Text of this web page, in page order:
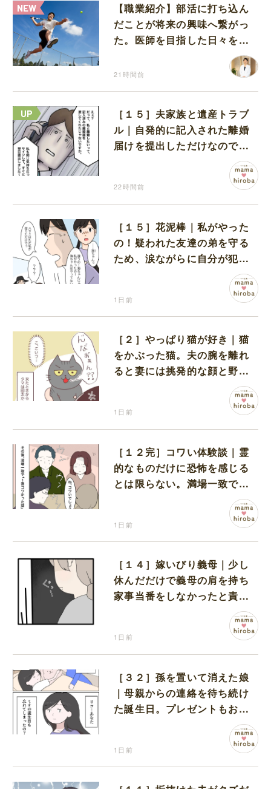
【職業紹介】部活に打ち込ん
だことが将来の興味へ繋がっ
た。医師を目指した日々を振
21時間前
［１５］夫家族と遺産トラブ
ル｜自発的に記入された離婚
届けを提出しただけなので、
22時間前
［１５］花泥棒｜私がやった
の！疑われた友達の弟を守る
ため、涙ながらに自分が犯人
1日前
［２］やっぱり猫が好き｜猫
をかぶった猫。夫の腕を離れ
ると妻には挑発的な顔と野太
1日前
［１２完］コワい体験談｜霊
的なものだけに恐怖を感じる
とは限らない。満場一致でコ
ワいと認定された意外な体験
1日前
［１４］嫁いびり義母｜少し
休んだだけで義母の肩を持ち
家事当番をしなかったと責め
1日前
［３２］孫を置いて消えた娘
｜母親からの連絡を待ち続け
た誕生日。プレゼントもお祝
1日前